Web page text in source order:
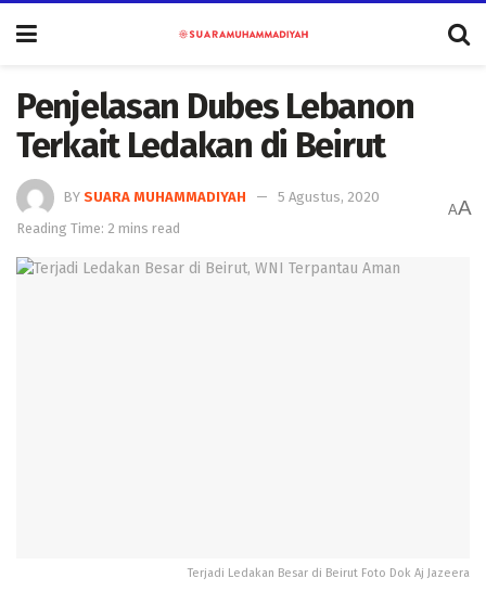
Penjelasan Dubes Lebanon
Terkait Ledakan di Beirut
BY SUARA MUHAMMADIYAH
5 Agustus, 2020
Reading Time: 2 mins read
AA
Terjadi Ledakan Besar di Beirut Foto Dok Aj Jazeera